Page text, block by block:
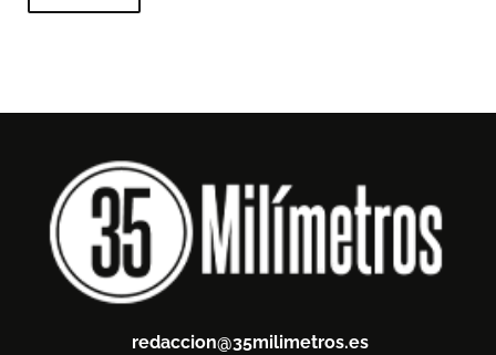
redaccion@35milimetros.es